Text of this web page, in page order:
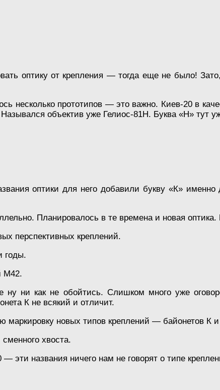
оптику от крепления — тогда еще не было!
несколько прототипов — это важно. Киев-20 в
объектив уже Гелиос-81Н. Буква «Н» тут
оптики для него добавили букву «К» именно
Планировалось в те времена и новая оптика.
перспективных креплений.
годы.
М42.
ни как не обойтись. Слишком много уже
К не всякий и отличит.
новых типов креплений — байонетов К
хвоста.
эти названия ничего нам не говорят о типе